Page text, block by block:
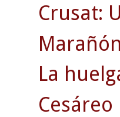
Crusat:
La